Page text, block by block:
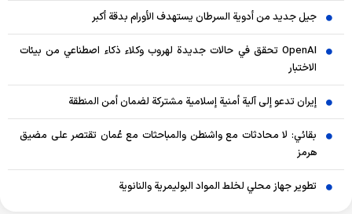
جيل جديد من أدوية السرطان يستهدف الأورام بدقة أكبر
OpenAI تحقق في حالات جديدة لهروب وكلاء ذكاء اصطناعي من بيئات
الاختبار
إيران تدعو إلى آلية أمنية إسلامية مشتركة لضمان أمن المنطقة
بقائي: لا محادثات مع واشنطن والمباحثات مع عُمان تقتصر على مضيق
هرمز
تطوير جهاز محلي لخلط المواد البوليمرية والنانوية